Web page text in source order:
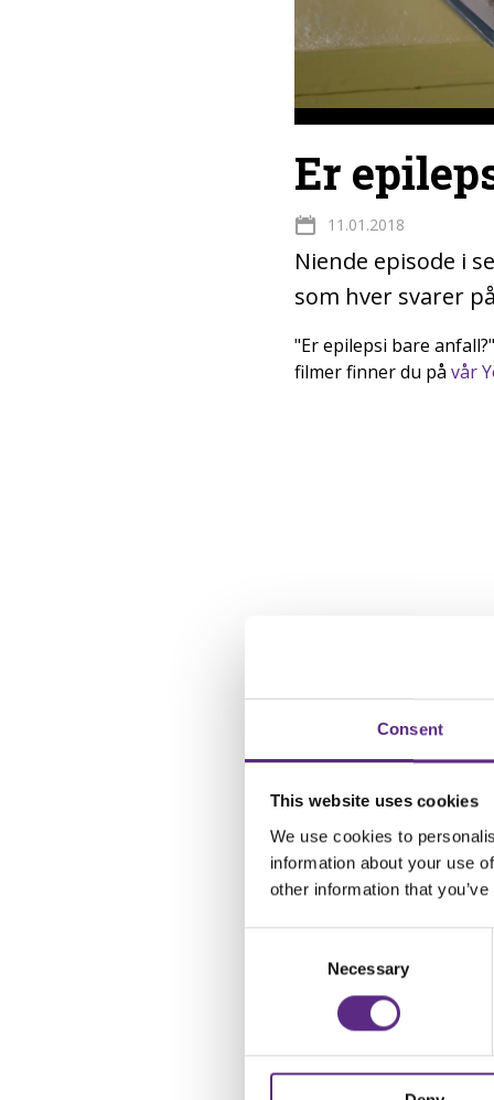
Consent
This website uses cookies
We use cookies to
information about your use
other information that
Necessary
Er
11.01.2018
Niende episode i
som hver svarer
"Er epilepsi bare
filmer finner du på vår